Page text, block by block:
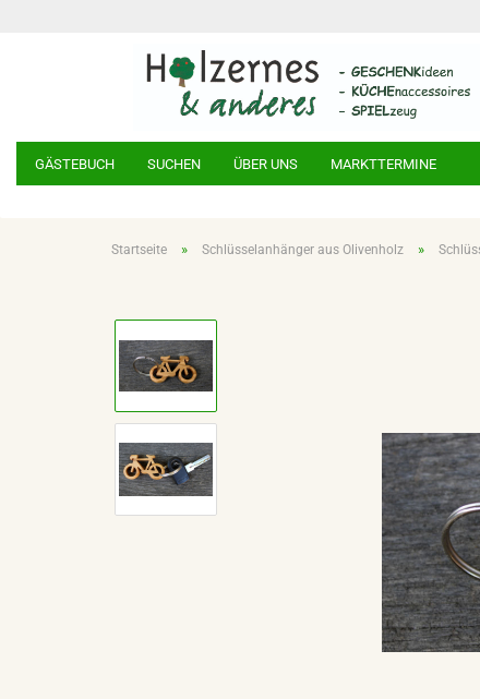
GÄSTEBUCH SUCHEN ÜBER UNS MARKTTERMINE
Startseite » Schlüsselanhänger aus Olivenholz »